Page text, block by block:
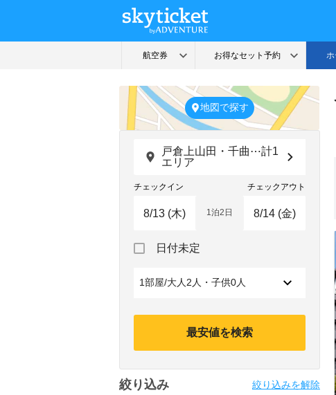
地図で探す
戸倉上山田・千曲⋯計1
エリア
チェックイン チェックアウト
forward
with
a
Press
the
1泊2日
with
select
Press
the
日付未定
1部屋/大人2人・子供0人
最安値を検索
絞り込み 絞り込みを解除